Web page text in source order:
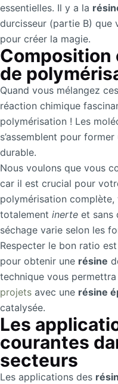
essentielles. Il y a la
durcisseur (partie B) que
pour créer la magie.
Composition
de
Quand vous mélangez
réaction chimique
polymérisation ! Les
s’assemblent pour
durable.
Nous voulons que vous
car il est crucial pour
polymérisation
totalement inerte et sans
séchage varie selon les
Respecter le bon ratio
pour obtenir une résine
technique vous
projets avec une résine
catalysée.
Les
courantes
secteurs
Les applications des